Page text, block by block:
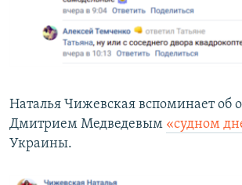
Наталья Чижевская вспоминает об
Дмитрием Медведевым «судном
Украины.